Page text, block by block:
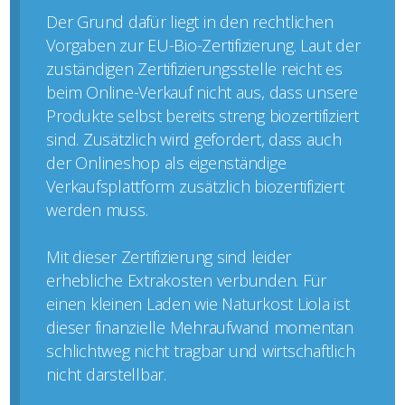
Der Grund dafür liegt in den rechtlichen
Vorgaben zur EU-Bio-Zertifizierung. Laut der
zuständigen Zertifizierungsstelle reicht es
beim Online-Verkauf nicht aus, dass unsere
Produkte selbst bereits streng biozertifiziert
sind. Zusätzlich wird gefordert, dass auch
der Onlineshop als eigenständige
Verkaufsplattform zusätzlich biozertifiziert
werden muss.
Mit dieser Zertifizierung sind leider
erhebliche Extrakosten verbunden. Für
einen kleinen Laden wie Naturkost Liola ist
dieser finanzielle Mehraufwand momentan
schlichtweg nicht tragbar und wirtschaftlich
nicht darstellbar.